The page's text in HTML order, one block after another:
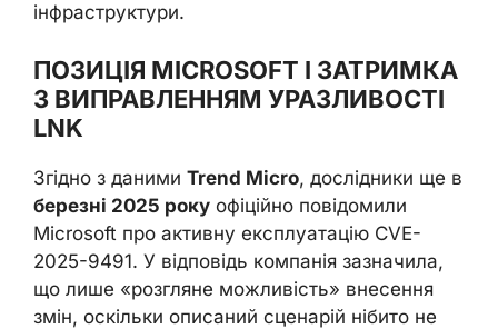
інфраструктури.
ПОЗИЦІЯ MICROSOFT І ЗАТРИМКА
З ВИПРАВЛЕННЯМ УРАЗЛИВОСТІ
LNK
Згідно з даними Trend Micro, дослідники ще в
березні 2025 року офіційно повідомили
Microsoft про активну експлуатацію CVE-
2025-9491. У відповідь компанія зазначила,
що лише «розгляне можливість» внесення
змін, оскільки описаний сценарій нібито не